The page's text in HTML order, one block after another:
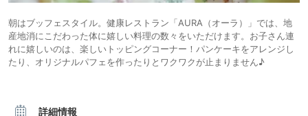
朝はブッフェスタイル。健康レストラン「AURA（オーラ）」では、地
産地消にこだわった体に嬉しい料理の数々をいただけます。お子さん連
れに嬉しいのは、楽しいトッピングコーナー！パンケーキをアレンジし
たり、オリジナルパフェを作ったりとワクワクが止まりません♪
詳細情報